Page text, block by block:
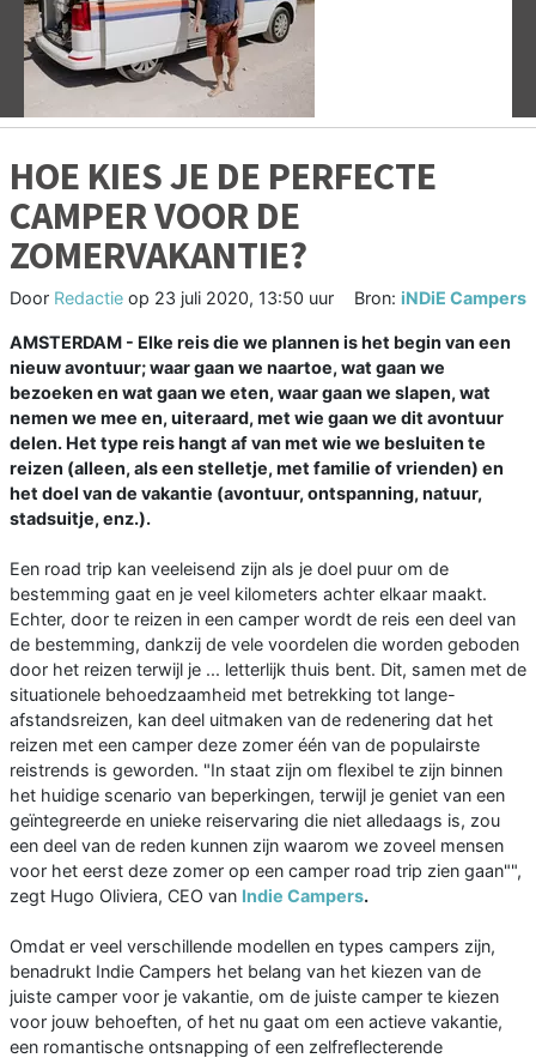
Vorige
HOE KIES JE DE PERFECTE
CAMPER VOOR DE
ZOMERVAKANTIE?
Door Redactie op 23 juli 2020, 13:50 uur Bron: iNDiE Campers
AMSTERDAM - Elke reis die we plannen is het begin van een
nieuw avontuur; waar gaan we naartoe, wat gaan we
bezoeken en wat gaan we eten, waar gaan we slapen, wat
nemen we mee en, uiteraard, met wie gaan we dit avontuur
delen. Het type reis hangt af van met wie we besluiten te
reizen (alleen, als een stelletje, met familie of vrienden) en
het doel van de vakantie (avontuur, ontspanning, natuur,
stadsuitje, enz.).
Een road trip kan veeleisend zijn als je doel puur om de
bestemming gaat en je veel kilometers achter elkaar maakt.
Echter, door te reizen in een camper wordt de reis een deel van
de bestemming, dankzij de vele voordelen die worden geboden
door het reizen terwijl je ... letterlijk thuis bent. Dit, samen met de
situationele behoedzaamheid met betrekking tot lange-
afstandsreizen, kan deel uitmaken van de redenering dat het
reizen met een camper deze zomer één van de populairste
reistrends is geworden. "In staat zijn om flexibel te zijn binnen
het huidige scenario van beperkingen, terwijl je geniet van een
geïntegreerde en unieke reiservaring die niet alledaags is, zou
een deel van de reden kunnen zijn waarom we zoveel mensen
voor het eerst deze zomer op een camper road trip zien gaan"",
zegt Hugo Oliviera, CEO van Indie Campers.
Omdat er veel verschillende modellen en types campers zijn,
benadrukt Indie Campers het belang van het kiezen van de
juiste camper voor je vakantie, om de juiste camper te kiezen
voor jouw behoeften, of het nu gaat om een actieve vakantie,
een romantische ontsnapping of een zelfreflecterende